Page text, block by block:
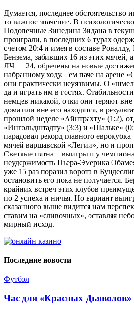
Думается, последнее обстоятельство
то важное значение. В
Подопечные Зинедина Зидана в
проиграли, в последних 6 турах
счетом 20:4 и имея в составе
Бензема, забивших 16 из этих мячей,
ЛЧ — 24, обречены на новые
набранному ходу. Тем паче на арене
они практически неуязвимы. О
да и играть им в гостях.
немцев никакой, очки они теряют вне
дома или вне его находятся, в
прошлой неделе «Айнтрахту» (1:2),
«Ингольдштадту» (3:3) и «Шальке»
парадовал рекорд главного
мячей варшавской «Легии», но и
Светлые пятна – выигрыш у
неудержимость Пьера-Эмерика
уже 15 раз поразил ворота в
остановить его пока не получается.
крайних встреч этих клубов
по 2 успеха и ничья. Но вариант
сказанного выше видится нам
ставим на «сливочных», оставляя
мирный исход.
Последние новости
Футбол
Час для «Красных Дьяволов»